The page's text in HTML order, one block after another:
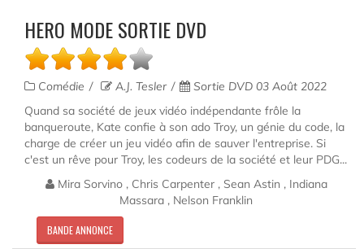
HERO MODE SORTIE DVD
Comédie A.J. Tesler
Sortie DVD 03 Août 2022
Quand sa société de jeux vidéo indépendante frôle la
banqueroute, Kate confie à son ado Troy, un génie du code, la
charge de créer un jeu vidéo afin de sauver l'entreprise. Si
c'est un rêve pour Troy, les codeurs de la société et leur PDG...
Mira Sorvino , Chris Carpenter , Sean Astin , Indiana
Massara , Nelson Franklin
BANDE ANNONCE